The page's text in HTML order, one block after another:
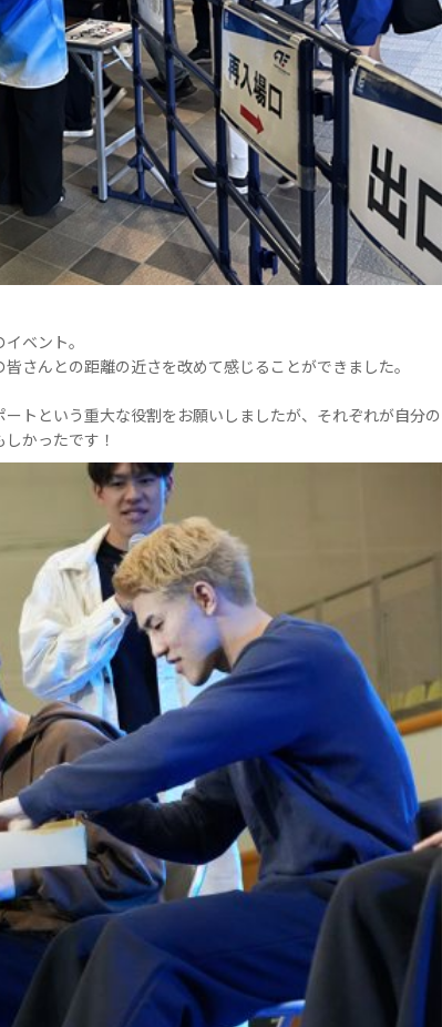
ベント。
さんとの距離の近さを改めて感じることができました。
トという重大な役割をお願いしましたが、それぞれが自分の
かったです！